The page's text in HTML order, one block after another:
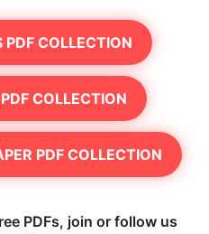
PDF COLLECTION
COLLECTION
PDF COLLECTION
PDFs, join or follow us